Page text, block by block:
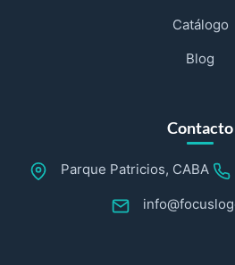
Catálogo
Blog
Contacto
Parque Patricios, CABA